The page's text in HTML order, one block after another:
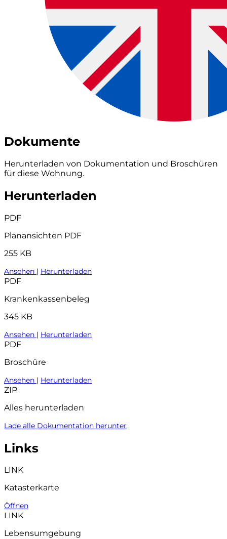
Dokumente
Herunterladen von Dokumentation und Broschüren
für diese Wohnung.
Herunterladen
PDF
Planansichten PDF
255 KB
Ansehen | Herunterladen
PDF
Krankenkassenbeleg
345 KB
Ansehen | Herunterladen
PDF
Broschüre
Ansehen | Herunterladen
ZIP
Alles herunterladen
Lade alle Dokumentation herunter
Links
LINK
Katasterkarte
Öffnen
LINK
Lebensumgebung